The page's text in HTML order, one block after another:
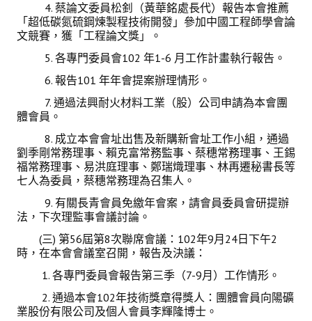
4. 蔡論文委員松釗（黃華銘處長代）報告本會推薦
「超低碳氮硫鋼煉製程技術開發」參加中國工程師學會論
文競賽，獲「工程論文獎」。
5. 各專門委員會102 年1-6 月工作計畫執行報告。
6. 報告101 年年會提案辦理情形。
7. 通過法興耐火材料工業（股）公司申請為本會團
體會員。
8. 成立本會會址出售及新購新會址工作小組，通過
劉季剛常務理事、賴克富常務監事、蔡穗常務理事、王錫
福常務理事、易洪庭理事、鄭瑞熾理事、林再遷秘書長等
七人為委員，蔡穗常務理為召集人。
9. 有關長青會員免繳年會案，請會員委員會研提辦
法，下次理監事會議討論。
(三) 第56屆第8次聯席會議：102年9月24日下午2
時，在本會會議室召開，報告及決議：
1. 各專門委員會報告第三季（7-9月）工作情形。
2. 通過本會102年技術獎章得獎人：團體會員向陽礦
業股份有限公司及個人會員李輝隆博士。